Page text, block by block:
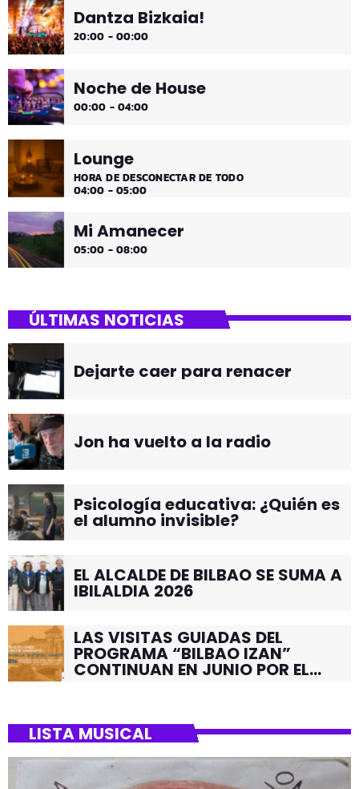
Dantza Bizkaia!
20:00 - 00:00
Noche de House
00:00 - 04:00
Lounge
HORA DE DESCONECTAR DE TODO
04:00 - 05:00
Mi Amanecer
05:00 - 08:00
ÚLTIMAS NOTICIAS
Dejarte caer para renacer
Jon ha vuelto a la radio
Psicología educativa: ¿Quién es
el alumno invisible?
EL ALCALDE DE BILBAO SE SUMA A
IBILALDIA 2026
LAS VISITAS GUIADAS DEL
PROGRAMA “BILBAO IZAN”
CONTINUAN EN JUNIO POR EL
LISTA MUSICAL